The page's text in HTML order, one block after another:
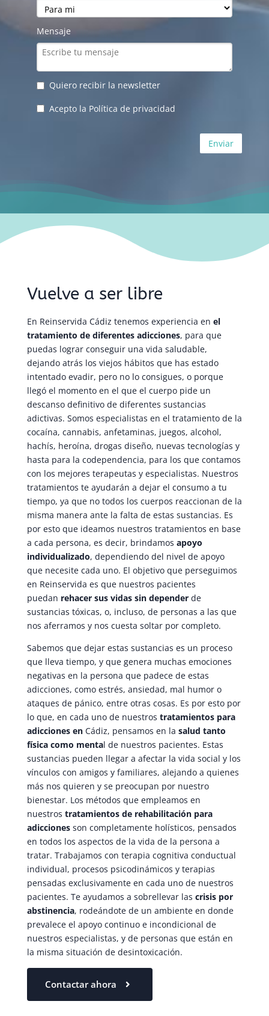
Vuelve a ser libre
En Reinservida Cádiz tenemos experiencia en el
tratamiento de diferentes adicciones, para que
puedas lograr conseguir una vida saludable,
dejando atrás los viejos hábitos que has estado
intentado evadir, pero no lo consigues, o porque
llegó el momento en el que el cuerpo pide un
descanso definitivo de diferentes sustancias
adictivas. Somos especialistas en el tratamiento de la
cocaína, cannabis, anfetaminas, juegos, alcohol,
hachís, heroína, drogas diseño, nuevas tecnologías y
hasta para la codependencia, para los que contamos
con los mejores terapeutas y especialistas. Nuestros
tratamientos te ayudarán a dejar el consumo a tu
tiempo, ya que no todos los cuerpos reaccionan de la
misma manera ante la falta de estas sustancias. Es
por esto que ideamos nuestros tratamientos en base
a cada persona, es decir, brindamos apoyo
individualizado, dependiendo del nivel de apoyo
que necesite cada uno. El objetivo que perseguimos
en Reinservida es que nuestros pacientes
puedan rehacer sus vidas sin dependerde
sustancias tóxicas, o, incluso, de personas a las que
nos aferramos y nos cuesta soltar por completo.
Sabemos que dejar estas sustancias es un proceso
que lleva tiempo, y que genera muchas emociones
negativas en la persona que padece de estas
adicciones, como estrés, ansiedad, mal humor o
ataques de pánico, entre otras cosas. Es por esto por
lo que, en cada uno de nuestros tratamientos para
adicciones en Cádiz, pensamos en la salud tanto
física como mental de nuestros pacientes. Estas
sustancias pueden llegar a afectar la vida social y los
vínculos con amigos y familiares, alejando a quienes
más nos quieren y se preocupan por nuestro
bienestar. Los métodos que empleamos en
nuestros tratamientos de rehabilitación para
adiccionesson completamente holísticos, pensados
en todos los aspectos de la vida de la persona a
tratar. Trabajamos con terapia cognitiva conductual
individual, procesos psicodinámicos y terapias
pensadas exclusivamente en cada uno de nuestros
pacientes. Te ayudamos a sobrellevar las crisis por
abstinencia, rodeándote de un ambiente en donde
prevalece el apoyo continuo e incondicional de
nuestros especialistas, y de personas que están en
la misma situación de desintoxicación.
Contactar ahora